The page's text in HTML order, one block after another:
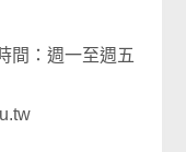
間：週一至週五